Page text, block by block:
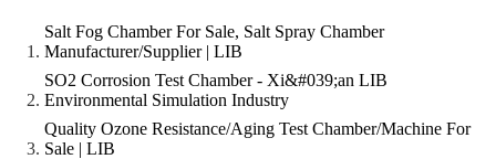
Salt Fog Chamber For Sale, Salt Spray Chamber
Manufacturer/Supplier | LIB
SO2 Corrosion Test Chamber - Xi&#039;an LIB
Environmental Simulation Industry
Quality Ozone Resistance/Aging Test Chamber/Machine For
Sale | LIB